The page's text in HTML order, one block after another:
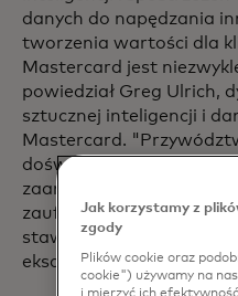
danych do napędzania
tworzenia wartości dla
Mastercard jest
powiedział Greg Ulrich,
sztucznej inteligencji i
Mastercard.
doświadczenie Janet, w
zaangażowaniem w
zaufaniem i
stawiają ją na dobrej
ekscytującej nowej roli".
Jak korzystamy z
zgody
Plików cookie oraz
cookie") używamy na
i mierzyć ich